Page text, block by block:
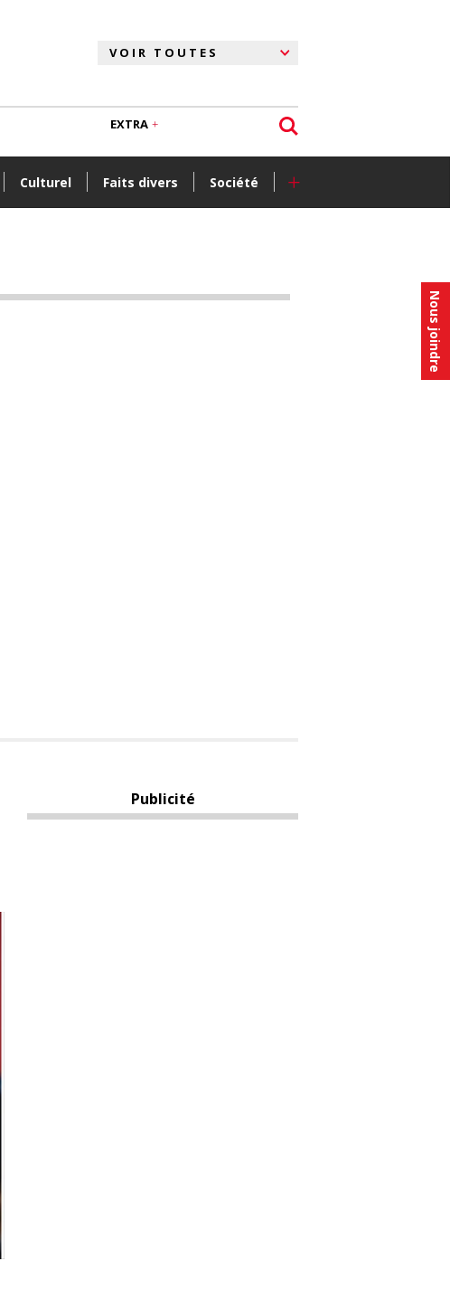
Nous joindre
Culturel Faits divers Société +
EXTRA
Publicité